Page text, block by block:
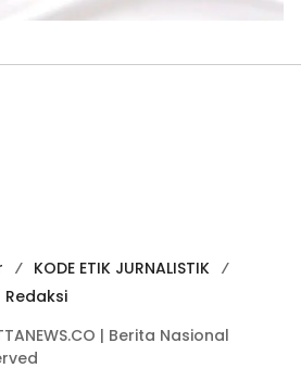
KODE ETIK JURNALISTIK
Redaksi
| Berita Nasional